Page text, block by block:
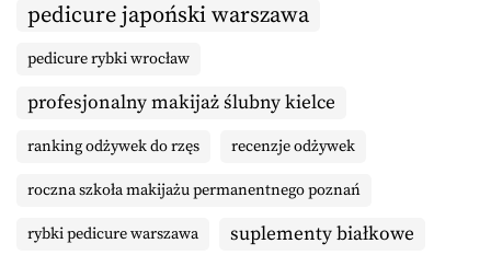
pedicure japoński warszawa
pedicure rybki wrocław
profesjonalny makijaż ślubny kielce
ranking odżywek do rzęs recenzje odżywek
roczna szkoła makijażu permanentnego poznań
rybki pedicure warszawa suplementy białkowe